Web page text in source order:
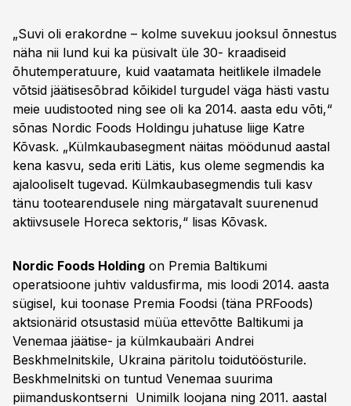
„Suvi oli erakordne – kolme suvekuu jooksul õnnestus
näha nii lund kui ka püsivalt üle 30- kraadiseid
õhutemperatuure, kuid vaatamata heitlikele ilmadele
võtsid jäätisesõbrad kõikidel turgudel väga hästi vastu
meie uudistooted ning see oli ka 2014. aasta edu võti,“
sõnas Nordic Foods Holdingu juhatuse liige Katre
Kõvask. „Külmkaubasegment näitas möödunud aastal
kena kasvu, seda eriti Lätis, kus oleme segmendis ka
ajalooliselt tugevad. Külmkaubasegmendis tuli kasv
tänu tootearendusele ning märgatavalt suurenenud
aktiivsusele Horeca sektoris,“ lisas Kõvask.
Nordic Foods Holding on Premia Baltikumi
operatsioone juhtiv valdusfirma, mis loodi 2014. aasta
sügisel, kui toonase Premia Foodsi (täna PRFoods)
aktsionärid otsustasid müüa ettevõtte Baltikumi ja
Venemaa jäätise- ja külmkaubaäri Andrei
Beskhmelnitskile, Ukraina päritolu toidutöösturile.
Beskhmelnitski on tuntud Venemaa suurima
piimanduskontserni Unimilk loojana ning 2011. aastal